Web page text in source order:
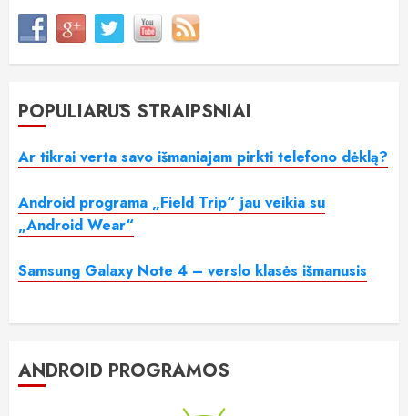
POPULIARŪS STRAIPSNIAI
Ar tikrai verta savo išmaniajam pirkti telefono dėklą?
Android programa „Field Trip“ jau veikia su
„Android Wear“
Samsung Galaxy Note 4 – verslo klasės išmanusis
ANDROID PROGRAMOS